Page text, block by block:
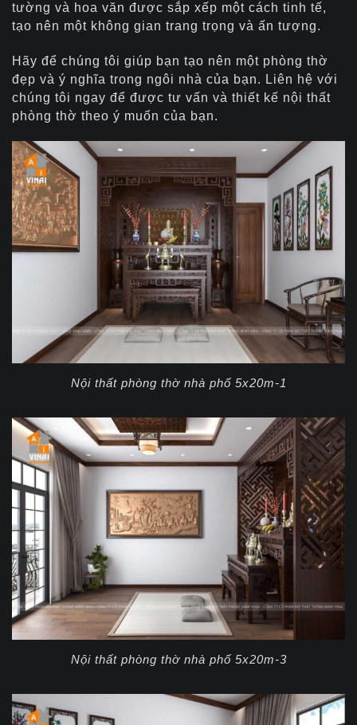
tường và hoa văn được sắp xếp một cách tinh tế,
tạo nên một không gian trang trọng và ấn tượng.
Hãy để chúng tôi giúp bạn tạo nên một phòng thờ
đẹp và ý nghĩa trong ngôi nhà của bạn. Liên hệ với
chúng tôi ngay để được tư vấn và thiết kế nội thất
phòng thờ theo ý muốn của bạn.
Nội thất phòng thờ nhà phố 5x20m-1
Nội thất phòng thờ nhà phố 5x20m-3